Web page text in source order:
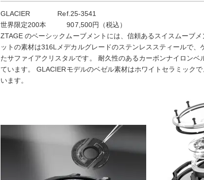
GLACIER Ref. 25-3541
世界限定200本 907,500円（税込）
ZTAGE のベーシックムーブメントには、信頼あるスイスムーブ
ットの素材は316Lメデカルグレードのステンレススティールで
たサファイアクリスタルです。 耐久性のあるカーボンナイロン
ています。 GLACIERモデルのベゼル素材はホワイトセラミック
います。